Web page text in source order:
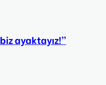
ayaktayız!”